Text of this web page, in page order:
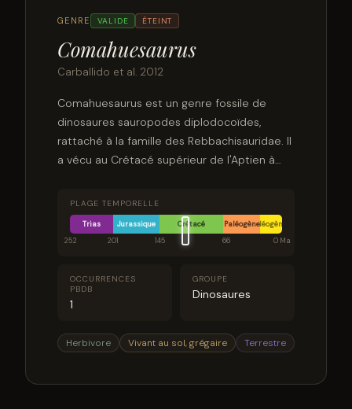
GENRE VALIDE ÉTEINT
Comahuesaurus
Carballido et al. 2012
Comahuesaurus est un genre fossile de
dinosaures sauropodes diplodocoïdes,
rattaché à la famille des Rebbachisauridae. Il
a vécu au Crétacé supérieur de l'Aptien à
PLAGE TEMPORELLE
Trias Jurassique Crétacé PaléogèneNéogène
252
201 145 66 0 Ma
OCCURRENCES
PBDB
1
GROUPE
Dinosaures
Herbivore Vivant au sol, grégaire Terrestre